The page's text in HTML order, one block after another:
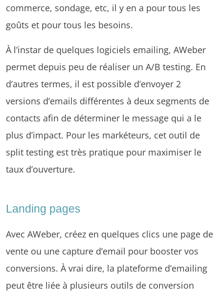
commerce, sondage, etc, il y en a pour tous les
goûts et pour tous les besoins.
À l’instar de quelques logiciels emailing, AWeber
permet depuis peu de réaliser un A/B testing. En
d’autres termes, il est possible d’envoyer 2
versions d’emails différentes à deux segments de
contacts afin de déterminer le message qui a le
plus d’impact. Pour les markéteurs, cet outil de
split testing est très pratique pour maximiser le
taux d’ouverture.
Landing pages
Avec AWeber, créez en quelques clics une page de
vente ou une capture d’email pour booster vos
conversions. À vrai dire, la plateforme d’emailing
peut être liée à plusieurs outils de conversion